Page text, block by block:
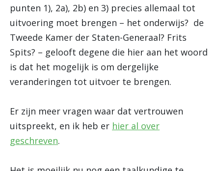
punten 1), 2a), 2b) en 3) precies allemaal tot
uitvoering moet brengen – het onderwijs? de
Tweede Kamer der Staten-Generaal? Frits
Spits? – gelooft degene die hier aan het woord
is dat het mogelijk is om dergelijke
veranderingen tot uitvoer te brengen.
Er zijn meer vragen waar dat vertrouwen
uitspreekt, en ik heb er hier al over
geschreven.